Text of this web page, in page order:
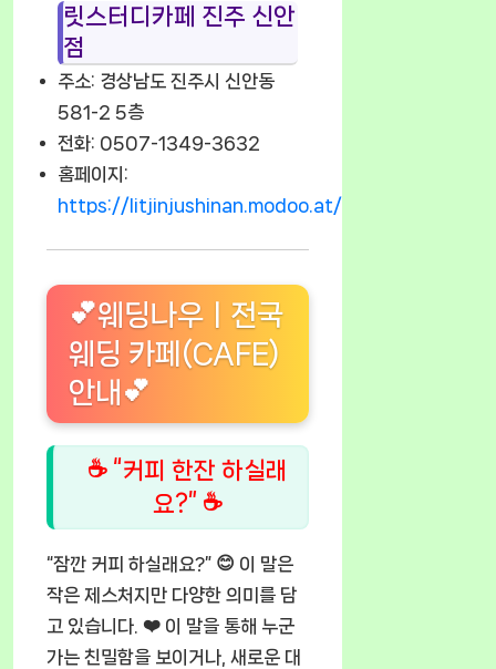
릿스터디카페 진주 신안
점
주소: 경상남도 진주시 신안동
581-2 5층
전화: 0507-1349-3632
홈페이지:
https://litjinjushinan.modoo.at/
💕웨딩나우ㅣ전국
웨딩 카페(CAFE)
안내💕
☕ “커피 한잔 하실래
요?” ☕
“잠깐 커피 하실래요?” 😊 이 말은
작은 제스처지만 다양한 의미를 담
고 있습니다. ❤️ 이 말을 통해 누군
가는 친밀함을 보이거나, 새로운 대